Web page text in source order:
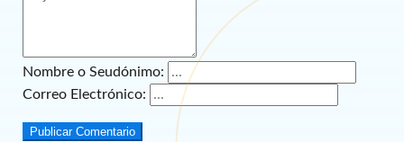
Nombre o Seudónimo:
Correo Electrónico:
Publicar Comentario